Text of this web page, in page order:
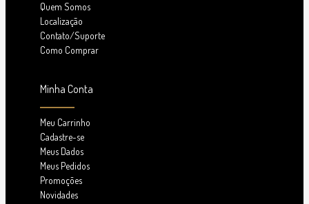
Quem Somos
Localização
Contato/Suporte
Como Comprar
Minha Conta
Meu Carrinho
Cadastre-se
Meus Dados
Meus Pedidos
Promoções
Novidades